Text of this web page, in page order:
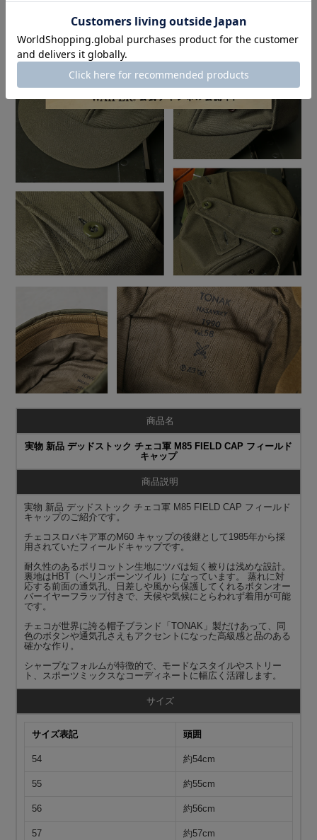
商品名
実物 新品 デッドストック チェコ軍 M85 FIELD CAP フィールド
キャップ
商品説明
実物 新品 デッドストック チェコ軍 M85 FIELD CAP フィールド
キャップのご紹介です。
チェコスロバキア軍のM60 キャップの後継として1985年から採
用されていたフィールドキャップです。
耐久性のあるポリコットン生地にツバは短く被りは浅めな設計。
裏地はHBT（ヘリンボーンツイル）になっています。 蒸れに対
応する前面の通気孔、日差しや風から保護してくれるボタンオー
バーイヤーフラップ付きで、天候や気候にとらわれず着用が可能
です。
チェコが世界に誇る帽子ブランド「TONAK」製だけあって、同
色のボタンや通気孔さえもアクセントになった高級感と品のある
確かな作り。
シャープなフォルムが特徴的で、モードなスタイルやストリー
ト、スポーツミックスなコーディネートに幅広く活躍します。
サイズ
サイズ表記 頭囲
54 約54cm
55 約55cm
56 約56cm
57 約57cm